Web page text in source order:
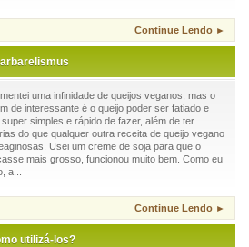
Continue Lendo ►
uma infinidade de queijos veganos, mas o
de interessante é o queijo poder ser fatiado e
simples e rápido de fazer, além de ter
do que qualquer outra receita de queijo vegano
Usei um creme de soja para que o
mais grosso, funcionou muito bem. Como eu
a...
Continue Lendo ►
utilizá-los?